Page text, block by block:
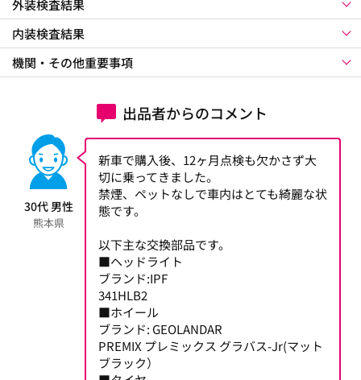
外装検査結果
内装検査結果
機関・その他重要事項
出品者からのコメント
30代 男性
熊本県
新車で購入後、12ヶ月点検も欠かさず大
切に乗ってきました。
禁煙、ペットなしで車内はとても綺麗な状
態です。
以下主な交換部品です。
■ヘッドライト
ブランド:IPF
341HLB2
■ホイール
ブランド: GEOLANDAR
PREMIX プレミックス グラバス-Jr(マット
ブラック）